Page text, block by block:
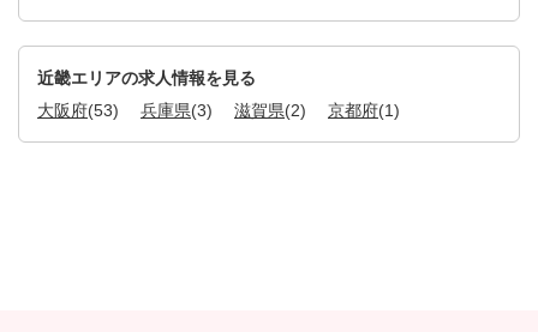
近畿エリアの求人情報を見る
大阪府(53) 兵庫県(3) 滋賀県(2) 京都府(1)